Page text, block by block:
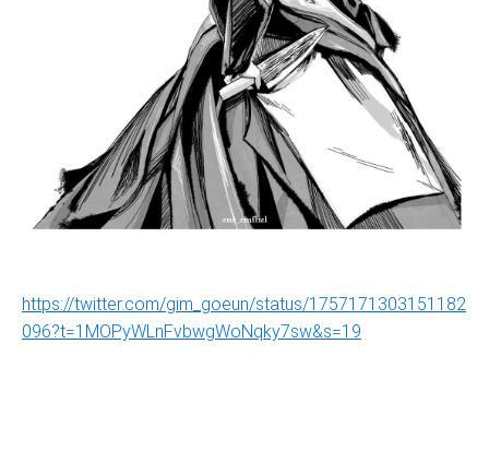
https://twitter.com/gim_goeun/status/1757171303151182
096?t=1MOPyWLnFvbwgWoNqky7sw&s=19